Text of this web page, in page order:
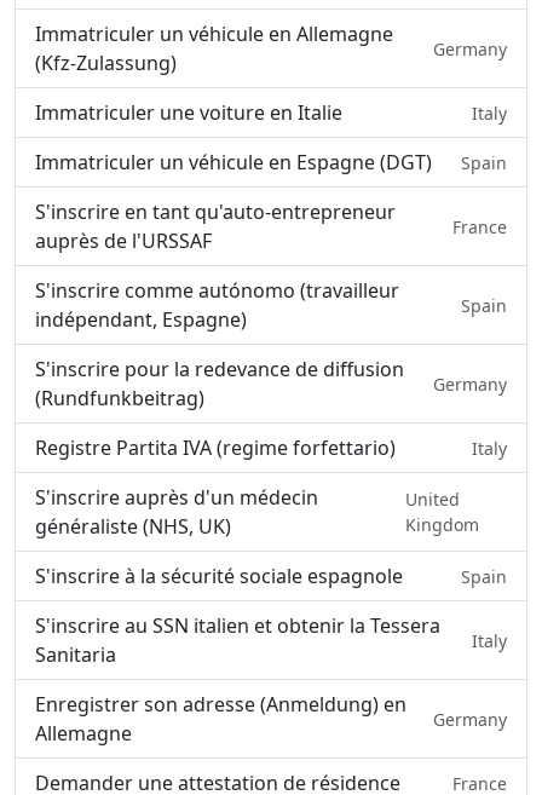
Immatriculer un véhicule en Allemagne
(Kfz-Zulassung)
Germany
Immatriculer une voiture en Italie Italy
Immatriculer un véhicule en Espagne (DGT) Spain
S'inscrire en tant qu'auto-entrepreneur
auprès de l'URSSAF
France
S'inscrire comme autónomo (travailleur
indépendant, Espagne)
Spain
S'inscrire pour la redevance de diffusion
(Rundfunkbeitrag)
Germany
Registre Partita IVA (regime forfettario) Italy
S'inscrire auprès d'un médecin
généraliste (NHS, UK)
United
Kingdom
S'inscrire à la sécurité sociale espagnole Spain
S'inscrire au SSN italien et obtenir la Tessera
Sanitaria
Italy
Enregistrer son adresse (Anmeldung) en
Allemagne
Germany
Demander une attestation de résidence France